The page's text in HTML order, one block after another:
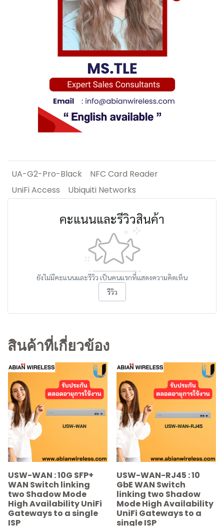
UA-G2-Pro-Black
NFC Card Reader
UniFi Access
Ubiquiti Networks
คะแนนและรีวิวสินค้า
ยังไม่มีคะแนนและรีวิว เป็นคนแรกที่แสดงความคิดเห็น
รีวิว
สินค้าที่เกี่ยวข้อง
USW-WAN : 10G SFP+
WAN Switch linking
two Shadow Mode
High Availability UniFi
Gateways to a single
ISP
USW-WAN-RJ45 : 10
GbE WAN Switch
linking two Shadow
Mode High Availability
UniFi Gateways to a
single ISP